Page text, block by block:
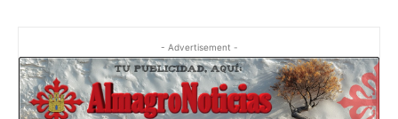
- Advertisement -